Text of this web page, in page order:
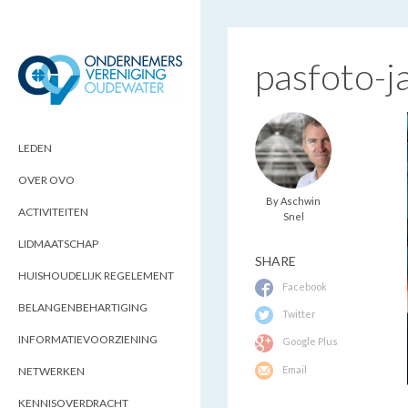
LEDEN
OVER OVO
ACTIVITEITEN
LIDMAATSCHAP
HUISHOUDELIJK REGELEMENT
BELANGENBEHARTIGING
INFORMATIEVOORZIENING
NETWERKEN
KENNISOVERDRACHT
pasfoto-
By Aschwin
Snel
SHARE
Facebook
Twitter
Google Plus
Email